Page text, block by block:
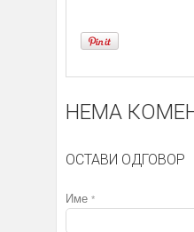
НЕМА
ОСТАВИ ОДГОВОР
Име *